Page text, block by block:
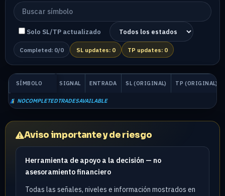
Solo SL/TP actualizado
Completed: 0/0 SL updates: 0 TP updates: 0
SÍMBOLO SIGNAL ENTRADA SL (ORIGINAL) TP (ORIGINAL)
NOCOMPLETEDTRADESAVAILABLE
Aviso importante y de riesgo
Herramienta de apoyo a la decisión — no
asesoramiento financiero
Todas las señales, niveles e información mostrados en